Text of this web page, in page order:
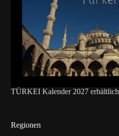
TÜRKEI Kalender 2027 erhältlich
Regionen